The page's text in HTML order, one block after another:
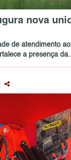
nova
de atendimento
a presença